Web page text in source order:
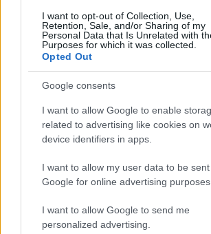
I want to opt-out of Collection, Use,
Retention, Sale, and/or Sharing of my
Personal Data that Is Unrelated with
Purposes for which it was collected.
Opted Out
Google consents
I want to allow Google to enable
related to advertising like cookies on
device identifiers in apps.
I want to allow my user data to be
Google for online advertising purposes.
I want to allow Google to send me
personalized advertising.
Ricevi le nostre
daGoogle News
F
ce
o
T
it
r
Pi
te
st
W
h
at
A
S
a
re
Articolo precedente